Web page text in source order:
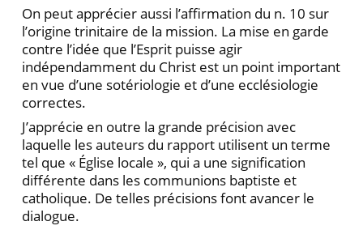
On peut apprécier aussi l’affirmation du n. 10 sur
l’origine trinitaire de la mission. La mise en garde
contre l’idée que l’Esprit puisse agir
indépendamment du Christ est un point important
en vue d’une sotério­logie et d’une ecclésiologie
correctes.
J’apprécie en outre la grande précision avec
laquelle les auteurs du rapport utilisent un terme
tel que « Église locale », qui a une signification
différente dans les communions baptiste et
catholique. De telles précisions font avancer le
dialogue.